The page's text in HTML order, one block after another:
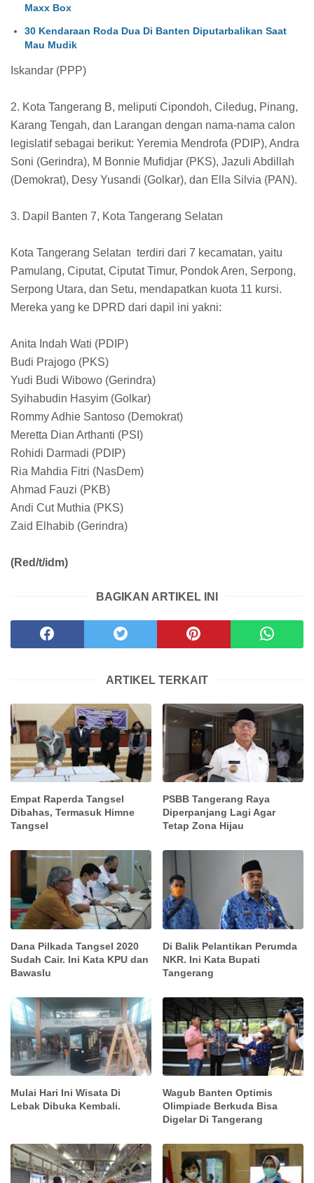
Maxx Box
30 Kendaraan Roda Dua Di Banten Diputarbalikan Saat
Mau Mudik
Iskandar (PPP)
2. Kota Tangerang B, meliputi Cipondoh, Ciledug, Pinang,
Karang Tengah, dan Larangan dengan nama-nama calon
legislatif sebagai berikut: Yeremia Mendrofa (PDIP), Andra
Soni (Gerindra), M Bonnie Mufidjar (PKS), Jazuli Abdillah
(Demokrat), Desy Yusandi (Golkar), dan Ella Silvia (PAN).
3. Dapil Banten 7, Kota Tangerang Selatan
Kota Tangerang Selatan terdiri dari 7 kecamatan, yaitu
Pamulang, Ciputat, Ciputat Timur, Pondok Aren, Serpong,
Serpong Utara, dan Setu, mendapatkan kuota 11 kursi.
Mereka yang ke DPRD dari dapil ini yakni:
Anita Indah Wati (PDIP)
Budi Prajogo (PKS)
Yudi Budi Wibowo (Gerindra)
Syihabudin Hasyim (Golkar)
Rommy Adhie Santoso (Demokrat)
Meretta Dian Arthanti (PSI)
Rohidi Darmadi (PDIP)
Ria Mahdia Fitri (NasDem)
Ahmad Fauzi (PKB)
Andi Cut Muthia (PKS)
Zaid Elhabib (Gerindra)
(Red/t/idm)
BAGIKAN ARTIKEL INI
ARTIKEL TERKAIT
Empat Raperda Tangsel
Dibahas, Termasuk Himne
Tangsel
PSBB Tangerang Raya
Diperpanjang Lagi Agar
Tetap Zona Hijau
Dana Pilkada Tangsel 2020
Sudah Cair. Ini Kata KPU dan
Bawaslu
Di Balik Pelantikan Perumda
NKR. Ini Kata Bupati
Tangerang
Mulai Hari Ini Wisata Di
Lebak Dibuka Kembali.
Wagub Banten Optimis
Olimpiade Berkuda Bisa
Digelar Di Tangerang